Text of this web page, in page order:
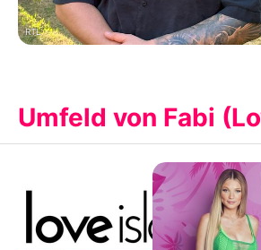
RTL
Umfeld von Fabi